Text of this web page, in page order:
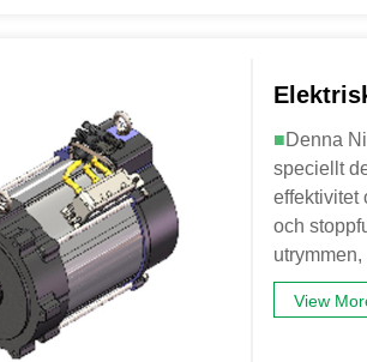
■Denna
speciellt
effektivitet
och
View